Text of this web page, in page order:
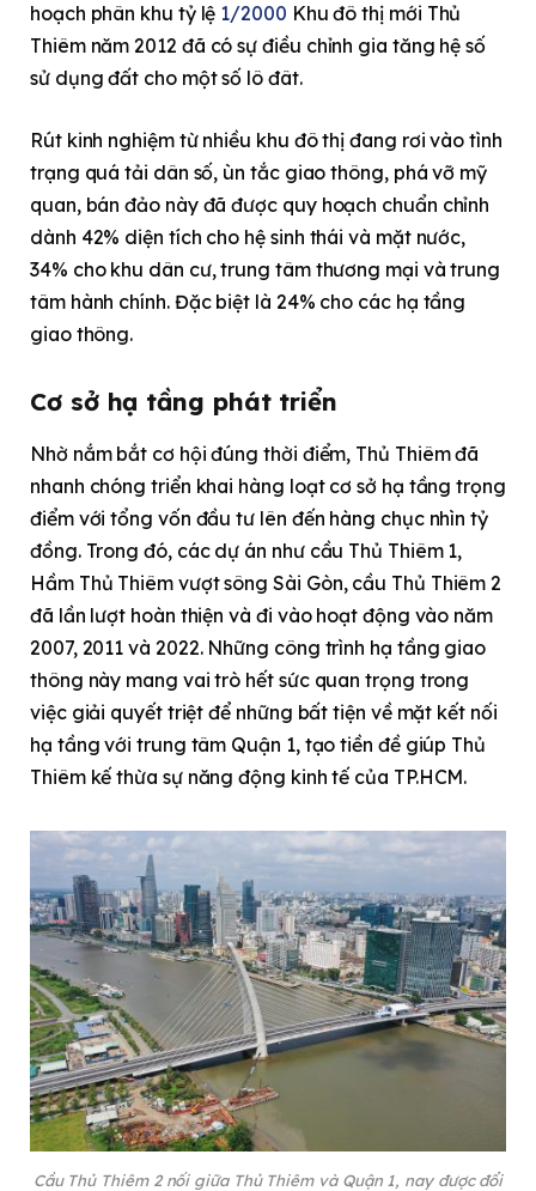
hoạch phân khu tỷ lệ 1/2000 Khu đô thị mới Thủ
Thiêm năm 2012 đã có sự điều chỉnh gia tăng hệ số
sử dụng đất cho một số lô đât.
Rút kinh nghiệm từ nhiều khu đô thị đang rơi vào tình
trạng quá tải dân số, ùn tắc giao thông, phá vỡ mỹ
quan, bán đảo này đã được quy hoạch chuẩn chỉnh
dành 42% diện tích cho hệ sinh thái và mặt nước,
34% cho khu dân cư, trung tâm thương mại và trung
tâm hành chính. Đặc biệt là 24% cho các hạ tầng
giao thông.
Cơ sở hạ tầng phát triển
Nhờ nắm bắt cơ hội đúng thời điểm, Thủ Thiêm đã
nhanh chóng triển khai hàng loạt cơ sở hạ tầng trọng
điểm với tổng vốn đầu tư lên đến hàng chục nhìn tỷ
đồng. Trong đó, các dự án như cầu Thủ Thiêm 1,
Hầm Thủ Thiêm vượt sông Sài Gòn, cầu Thủ Thiêm 2
đã lần lượt hoàn thiện và đi vào hoạt động vào năm
2007, 2011 và 2022. Những công trình hạ tầng giao
thông này mang vai trò hết sức quan trọng trong
việc giải quyết triệt để những bất tiện về mặt kết nối
hạ tầng với trung tâm Quận 1, tạo tiền đề giúp Thủ
Thiêm kế thừa sự năng động kinh tế của TP.HCM.
Cầu Thủ Thiêm 2 nối giữa Thủ Thiêm và Quận 1, nay được đổi